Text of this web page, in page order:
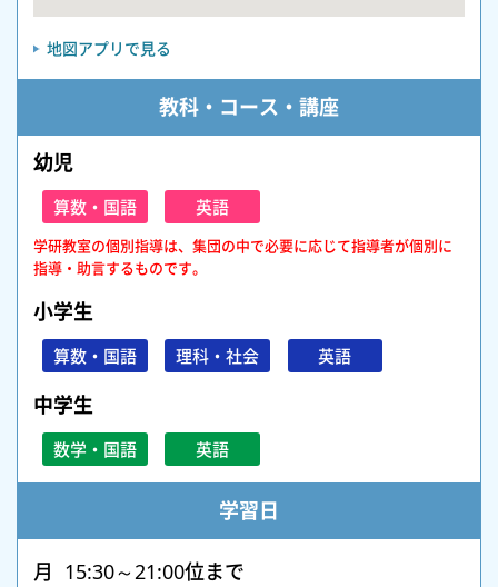
地図アプリで見る
教科・コース・講座
幼児
算数・国語 英語
学研教室の個別指導は、集団の中で必要に応じて指導者が個別に
指導・助言するものです。
小学生
算数・国語 理科・社会 英語
中学生
数学・国語 英語
学習日
月 15:30～21:00位まで